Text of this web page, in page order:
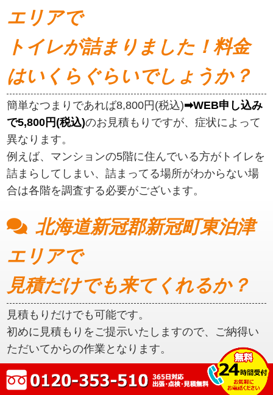
エリアで
トイレが詰まりました！料金
はいくらぐらいでしょうか？
簡単なつまりであれば8,800円(税込)➡WEB申し込み
で5,800円(税込)のお見積もりですが、症状によって
異なります。
例えば、マンションの5階に住んでいる方がトイレを
詰まらしてしまい、詰まってる場所がわからない場
合は各階を調査する必要がございます。
北海道新冠郡新冠町東泊津
エリアで
見積だけでも来てくれるか？
見積もりだけでも可能です。
初めに見積もりをご提示いたしますので、ご納得い
ただいてからの作業となります。
北海道新冠郡新冠町東泊津